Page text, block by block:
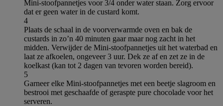
Mini-stoofpannetjes voor 3/4 onder water staan. Zorg ervoor
dat er geen water in de custard komt.
4
Plaats de schaal in de voorverwarmde oven en bak de
custards in zo’n 40 minuten gaar maar nog zacht in het
midden. Verwijder de Mini-stoofpannetjes uit het waterbad en
laat ze afkoelen, ongeveer 3 uur. Dek ze af en zet ze in de
koelkast (kan tot 2 dagen van tevoren worden bereid).
5
Garneer elke Mini-stoofpannetjes met een beetje slagroom en
bestrooi met geschaafde of geraspte pure chocolade voor het
serveren.